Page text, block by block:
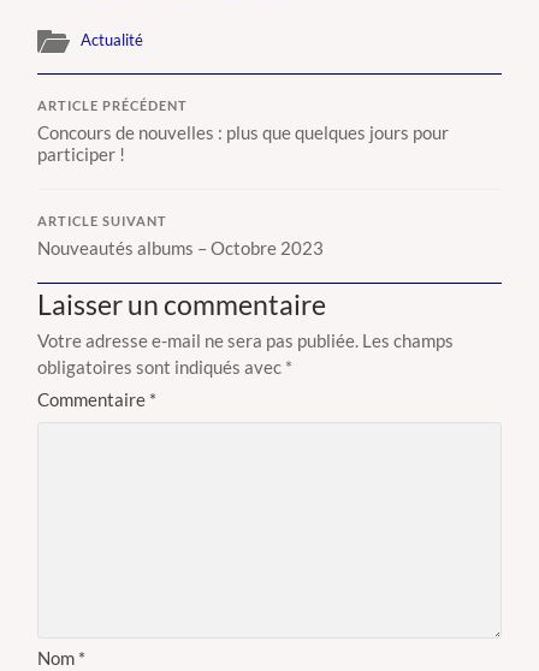
Actualité
ARTICLE PRÉCÉDENT
Concours de nouvelles : plus que quelques jours pour
participer !
ARTICLE SUIVANT
Nouveautés albums – Octobre 2023
Laisser un commentaire
Votre adresse e-mail ne sera pas publiée. Les champs
obligatoires sont indiqués avec *
Commentaire *
Nom *